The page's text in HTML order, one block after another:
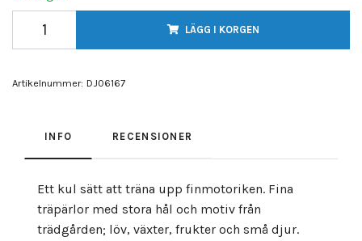
LÄGG I KORGEN
Artikelnummer: DJ06167
INFO RECENSIONER
Ett kul sätt att träna upp finmotoriken. Fina
träpärlor med stora hål och motiv från
trädgården; löv, växter, frukter och små djur.